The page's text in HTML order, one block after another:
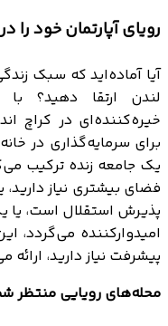
رویای آپارتمان خود را
آیا آماده‌اید که سبک
لندن ارتقا دهید؟
خیره‌کننده‌ای در کراچ
برای سرمایه‌گذاری در
یک جامعه زنده ترکیب
فضای بیشتری نیاز
پذیرش استقلال است، یا
امیدوارکننده می‌گردد،
پیشرفت نیاز دارید، ارائه
محله‌های رویایی منتظر